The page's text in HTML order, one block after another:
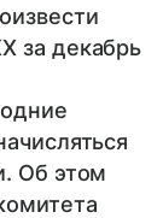
за декабрь
Об этом